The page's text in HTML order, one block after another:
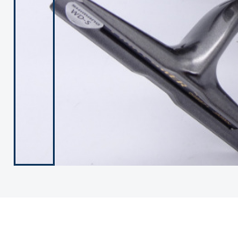
B+(12322)
B(22010)
(38877)